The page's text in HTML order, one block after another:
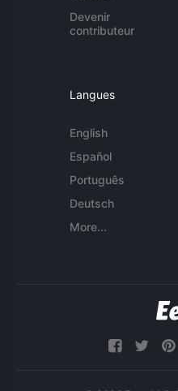
Devenir
contributeur
Langues
English
Español
Português
Deutsch
More...